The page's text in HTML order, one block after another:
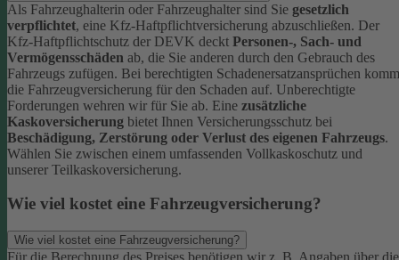
Als Fahrzeughalterin oder Fahrzeughalter sind Sie gesetzlich
verpflichtet, eine Kfz-Haftpflichtversicherung abzuschließen. Der
Kfz-Haftpflichtschutz der DEVK deckt Personen-, Sach- und
Vermögensschäden ab, die Sie anderen durch den Gebrauch des
Fahrzeugs zufügen. Bei berechtigten Schadenersatzansprüchen
die Fahrzeugversicherung für den Schaden auf. Unberechtigte
Forderungen wehren wir für Sie ab. Eine zusätzliche
Kaskoversicherung bietet Ihnen Versicherungsschutz bei
Beschädigung, Zerstörung oder Verlust des eigenen Fahrzeugs.
Wählen Sie zwischen einem umfassenden Vollkaskoschutz und
unserer Teilkaskoversicherung.
Wie viel kostet eine Fahrzeugversicherung?
Wie viel kostet eine Fahrzeugversicherung?
Für die Berechnung des Preises benötigen wir z. B. Angaben über die